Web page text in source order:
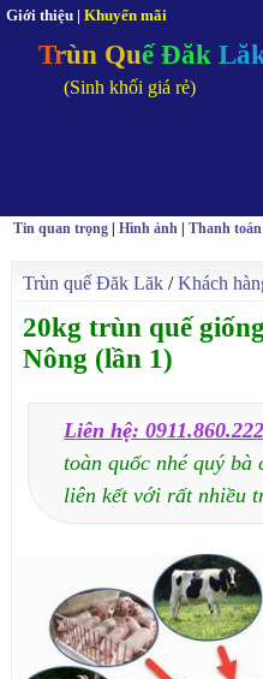
Giới thiệu | Khuyến mãi
Trùn Quế Đăk
(Sinh khối giá rẻ)
Tin quan trọng |Hình ảnh |Thanh toán
Trùn quế Đăk Lăk /Khách
20kg trùn quế
Nông (lần 1)
Liên hệ: 0911.860.222
toàn quốc nhé quý
liên kết với rất nhiều